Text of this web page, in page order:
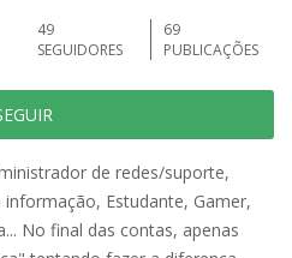
49
SEGUIDORES
69
PUBLICAÇÕES
de redes/suporte,
Estudante, Gamer,
No final das contas, apenas